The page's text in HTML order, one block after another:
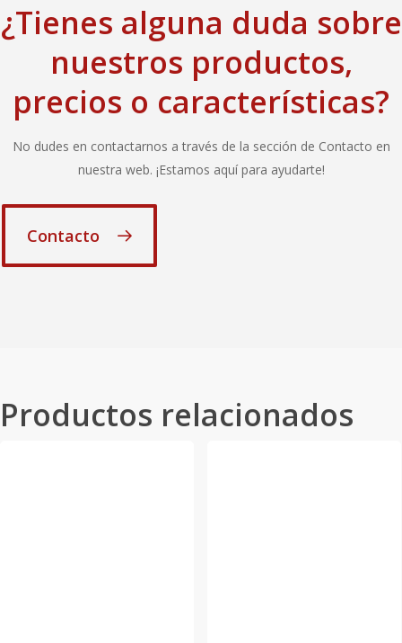
¿Tienes alguna duda sobre
nuestros productos,
precios o características?
No dudes en contactarnos a través de la sección de Contacto en
nuestra web. ¡Estamos aquí para ayudarte!
Contacto
Productos relacionados